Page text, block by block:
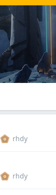
rhdy
rhdy